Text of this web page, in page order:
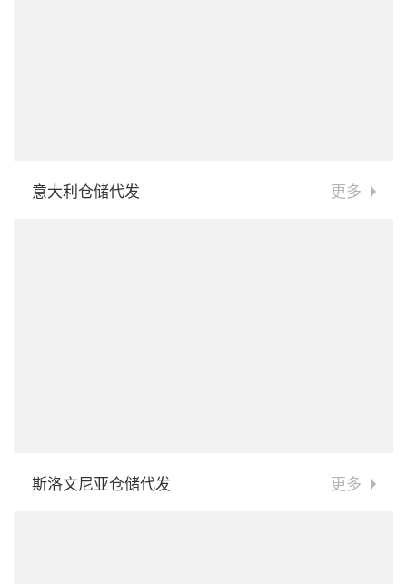
意大利仓储代发 更多
斯洛文尼亚仓储代发 更多